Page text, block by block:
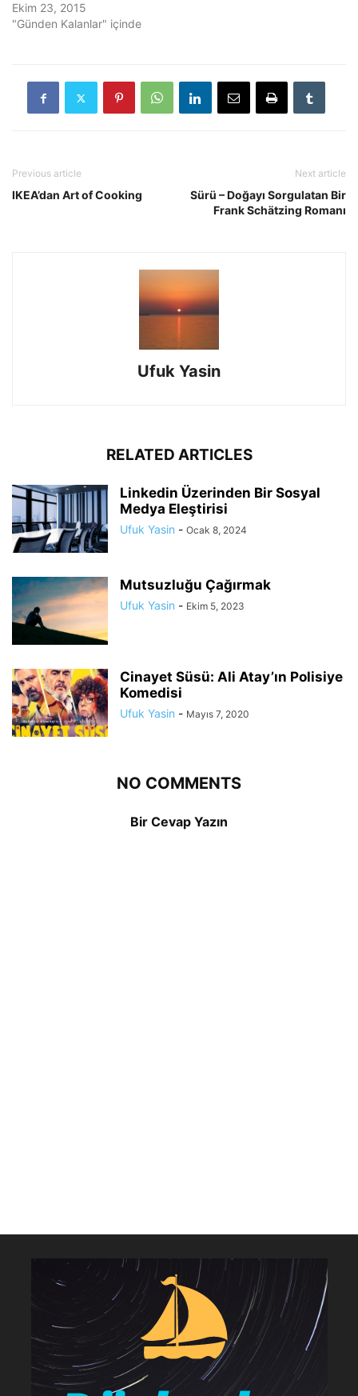
Ekim 23, 2015
"Günden Kalanlar" içinde
Previous article
IKEA’dan Art of Cooking
Next article
Sürü – Doğayı Sorgulatan Bir
Frank Schätzing Romanı
Ufuk Yasin
RELATED ARTICLES
Linkedin Üzerinden Bir Sosyal
Medya Eleştirisi
Ufuk Yasin - Ocak 8, 2024
Mutsuzluğu Çağırmak
Ufuk Yasin - Ekim 5, 2023
Cinayet Süsü: Ali Atay’ın Polisiye
Komedisi
Ufuk Yasin - Mayıs 7, 2020
NO COMMENTS
Bir Cevap Yazın